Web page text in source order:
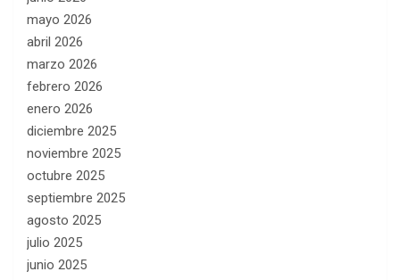
mayo 2026
abril 2026
marzo 2026
febrero 2026
enero 2026
diciembre 2025
noviembre 2025
octubre 2025
septiembre 2025
agosto 2025
julio 2025
junio 2025